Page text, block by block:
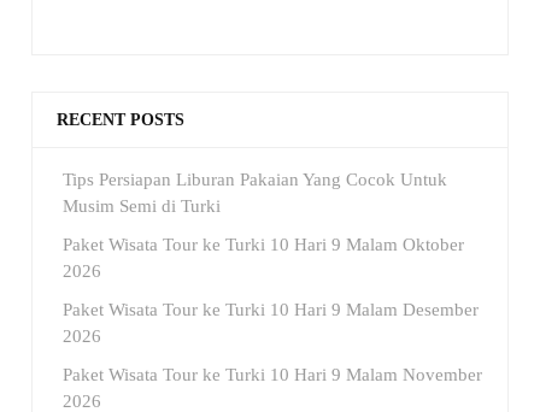
RECENT POSTS
Tips Persiapan Liburan Pakaian Yang Cocok Untuk
Musim Semi di Turki
Paket Wisata Tour ke Turki 10 Hari 9 Malam Oktober
2026
Paket Wisata Tour ke Turki 10 Hari 9 Malam Desember
2026
Paket Wisata Tour ke Turki 10 Hari 9 Malam November
2026